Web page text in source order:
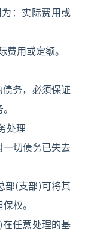
：实际费用或
用或定额。
务，必须保证
处理
一切债务已失去
部(支部)可将其
权。
任意处理的基